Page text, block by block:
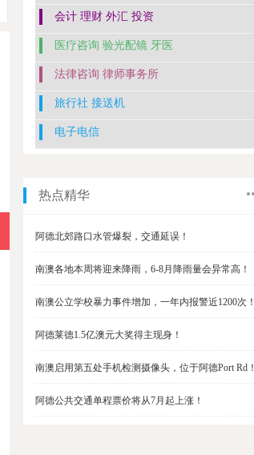
会计 理财 外汇 投资
医疗咨询 验光配镜 牙医
法律咨询 律师事务所
旅行社 接送机
电子电信
热点精华
阿德北郊路口水管爆裂，交通延误！
南澳各地本周将迎来降雨，6-8月降雨量会异常高！
南澳公立学校暴力事件增加，一年内报警近1200次！
阿德莱德1.5亿澳元大奖得主现身！
南澳启用第五处手机检测摄像头，位于阿德Port Rd！
阿德公共交通单程票价将从7月起上涨！